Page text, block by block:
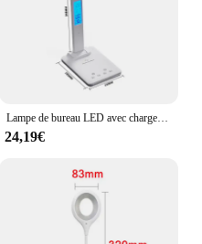
Lampe de bureau LED avec chargeur sans fil et port USB, veilleuse de chevet, tactile, intensité variable, soins des yeux pour les jeux, lecture à la maison
24,19€